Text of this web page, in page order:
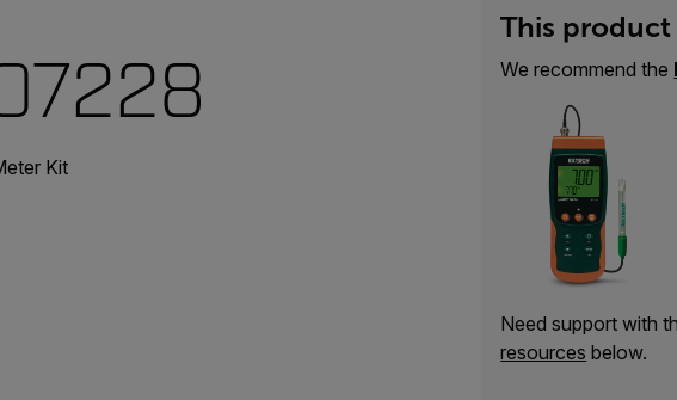
Kit
This
We recommend the
Need support with
resources below.